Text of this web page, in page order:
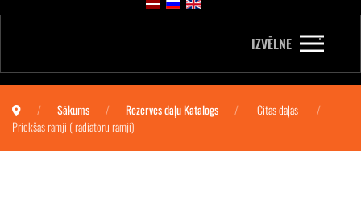
IZVĒLNE
Sākums Rezerves daļu Katalogs
Citas daļas
Priekšas ramji ( radiatoru ramji)